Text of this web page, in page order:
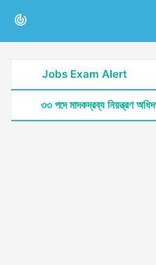
Jobs Exam Alert
৩৩ পদে মাদকদ্রব্য নিয়ন্ত্রণ